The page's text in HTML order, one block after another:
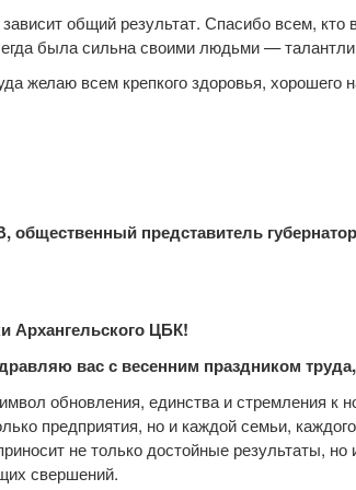
общий результат. Спасибо всем,
была сильна своими людьми —
желаю всем крепкого здоровья, хорошего
представитель
Архангельского ЦБК!
вас с весенним праздником
обновления, единства и стремления
предприятия, но и каждой семьи,
не только достойные результаты,
свершений.